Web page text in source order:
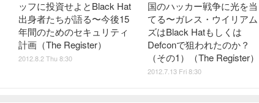
ッフに投資せよとBlack Hat
出身者たちが語る〜今後15
年間のためのセキュリティ
計画（The Register）
2012.8.2 Thu 8:30
国のハッカー戦争に光を当
てる〜ガレス・ウイリアム
ズはBlack Hatもしくは
Defconで狙われたのか？
（その1）（The Register）
2012.7.13 Fri 8:30